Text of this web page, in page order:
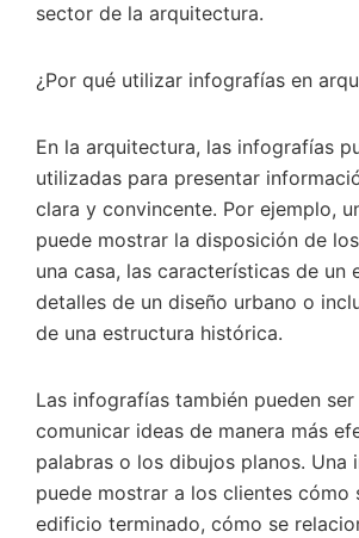
sector de la arquitectura.
¿Por qué utilizar infografías en
En la arquitectura, las infografías
utilizadas para presentar
clara y convincente. Por ejemplo,
puede mostrar la disposición de
una casa, las características de un
detalles de un diseño urbano o
de una estructura histórica.
Las infografías también pueden
comunicar ideas de manera más
palabras o los dibujos planos. Una
puede mostrar a los clientes cómo
edificio terminado, cómo se